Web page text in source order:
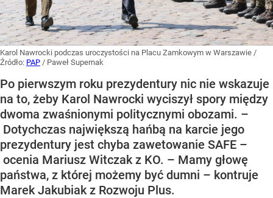
Karol Nawrocki podczas uroczystości na Placu Zamkowym w Warszawie /
Źródło: PAP / Paweł Supernak
Po pierwszym roku prezydentury nic nie wskazuje
na to, żeby Karol Nawrocki wyciszył spory między
dwoma zwaśnionymi politycznymi obozami. –
Dotychczas największą hańbą na karcie jego
prezydentury jest chyba zawetowanie SAFE –
ocenia Mariusz Witczak z KO. – Mamy głowę
państwa, z której możemy być dumni – kontruje
Marek Jakubiak z Rozwoju Plus.